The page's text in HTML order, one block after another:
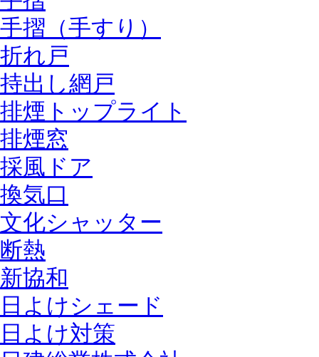
手摺（手すり）
折れ戸
持出し網戸
排煙トップライト
排煙窓
採風ドア
換気口
文化シャッター
断熱
新協和
日よけシェード
日よけ対策